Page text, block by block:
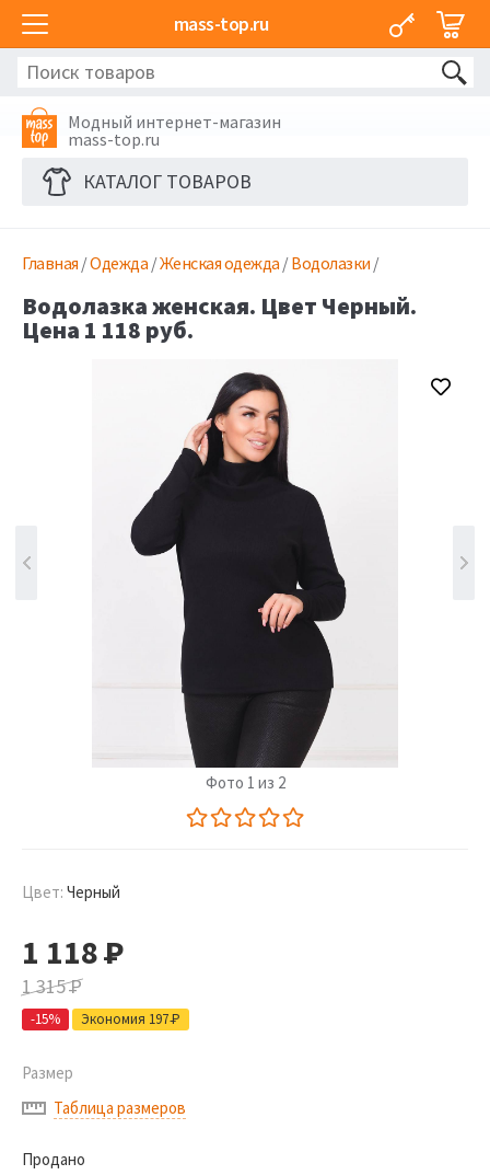
mass-top.ru
Модный интернет-магазин
mass-top.ru
КАТАЛОГ ТОВАРОВ
Главная /Одежда /Женская одежда /Водолазки /
Водолазка женская. Цвет Черный.
Цена 1 118 руб.
Фото 1 из 2
Цвет: Черный
1 118Р
1 315Р
-15% Экономия 197Р
Размер
Таблица размеров
Продано